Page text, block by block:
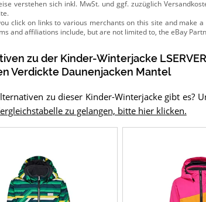
verstehen sich inkl. MwSt. und ggf. zuzüglich
zu der Kinder-Winterjacke
Verdickte Daunenjacken Mantel
zu dieser Kinder-Winterjacke gibt es?
zu gelangen, bitte hier klicken.